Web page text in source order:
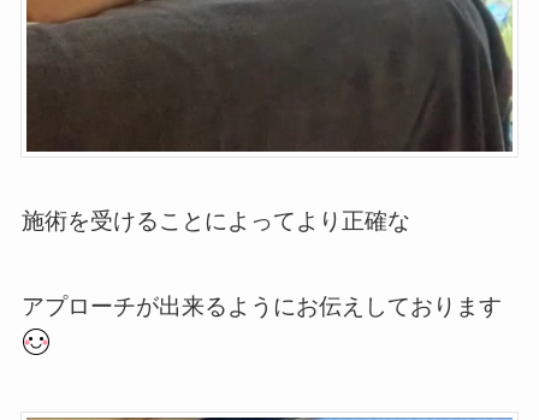
施術を受けることによってより正確な
アプローチが出来るようにお伝えしております